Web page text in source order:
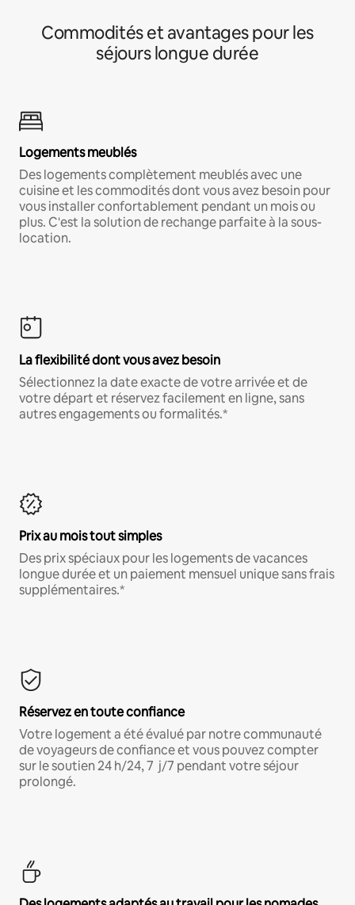
Commodités et avantages pour les
séjours longue durée
Logements meublés
Des logements complètement meublés avec une
cuisine et les commodités dont vous avez besoin pour
vous installer confortablement pendant un mois ou
plus. C'est la solution de rechange parfaite à la sous-
location.
La flexibilité dont vous avez besoin
Sélectionnez la date exacte de votre arrivée et de
votre départ et réservez facilement en ligne, sans
autres engagements ou formalités.*
Prix au mois tout simples
Des prix spéciaux pour les logements de vacances
longue durée et un paiement mensuel unique sans frais
supplémentaires.*
Réservez en toute confiance
Votre logement a été évalué par notre communauté
de voyageurs de confiance et vous pouvez compter
sur le soutien 24 h/24, 7 j/7 pendant votre séjour
prolongé.